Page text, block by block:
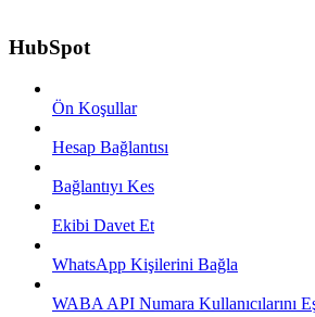
HubSpot
Ön Koşullar
Hesap Bağlantısı
Bağlantıyı Kes
Ekibi Davet Et
WhatsApp Kişilerini Bağla
WABA API Numara Kullanıcılarını